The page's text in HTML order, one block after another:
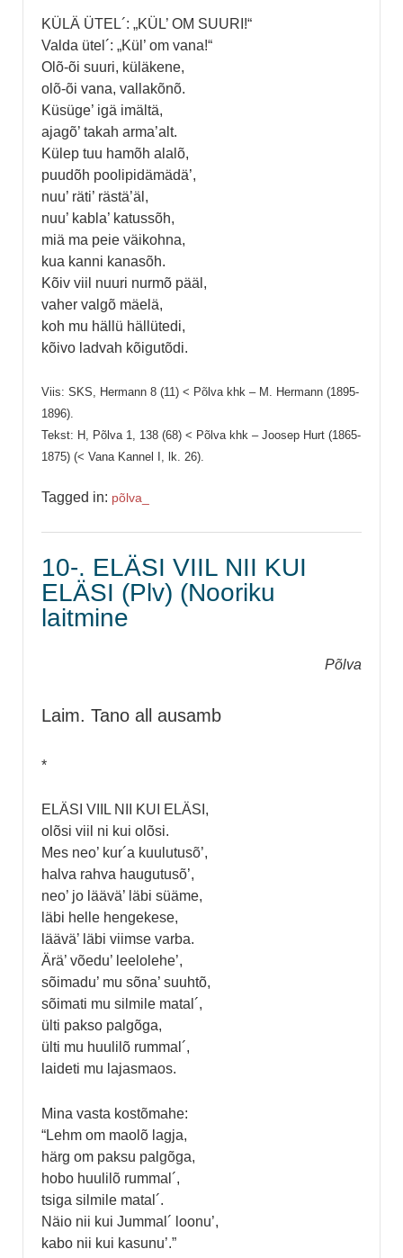
KÜLÄ ÜTEL´: „KÜL’ OM SUURI!“
Valda ütel´: „Kül’ om vana!“
Olõ-õi suuri, küläkene,
olõ-õi vana, vallakõnõ.
Küsüge’ igä imältä,
ajagõ’ takah arma’alt.
Külep tuu hamõh alalõ,
puudõh poolipidämädä’,
nuu’ räti’ rästä’äl,
nuu’ kabla’ katussõh,
miä ma peie väikohna,
kua kanni kanasõh.
Kõiv viil nuuri nurmõ pääl,
vaher valgõ mäelä,
koh mu hällü hällütedi,
kõivo ladvah kõigutõdi.
Viis: SKS, Hermann 8 (11) < Põlva khk – M. Hermann (1895-
1896).
Tekst: H, Põlva 1, 138 (68) < Põlva khk – Joosep Hurt (1865-
1875) (< Vana Kannel I, lk. 26).
Tagged in: põlva_
10-. ELÄSI VIIL NII KUI
ELÄSI (Plv) (Nooriku
laitmine
Põlva
Laim. Tano all ausamb
*
ELÄSI VIIL NII KUI ELÄSI,
olõsi viil ni kui olõsi.
Mes neo’ kur´a kuulutusõ’,
halva rahva haugutusõ’,
neo’ jo läävä’ läbi süäme,
läbi helle hengekese,
läävä’ läbi viimse varba.
Ärä’ võedu’ leelolehe’,
sõimadu’ mu sõna’ suuhtõ,
sõimati mu silmile matal´,
ülti pakso palgõga,
ülti mu huulilõ rummal´,
laideti mu lajasmaos.
Mina vasta kostõmahe:
“Lehm om maolõ lagja,
härg om paksu palgõga,
hobo huulilõ rummal´,
tsiga silmile matal´.
Näio nii kui Jummal´ loonu’,
kabo nii kui kasunu’.”